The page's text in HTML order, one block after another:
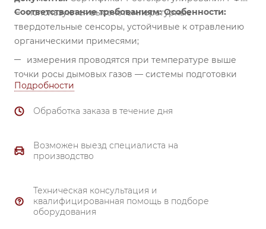
Соответствование требованиям: Особенности:
используются высокотемпературные
твердотельные сенсоры, устойчивые к отравлению
органическими примесями;
измерения проводятся при температуре выше
точки росы дымовых газов — системы подготовки
проб не требуются;
динамический отбор проб обеспечивает высокое
автоматическая защита от перегрузок по
концентрации и от выпадения конденсата;
при заказе;
возможность очистки входного фильтра обратной
Подробности
Обработка заказа в течение дня
Возможен выезд специалиста на
производство
Техническая консультация и
квалифицированная помощь в подборе
оборудования